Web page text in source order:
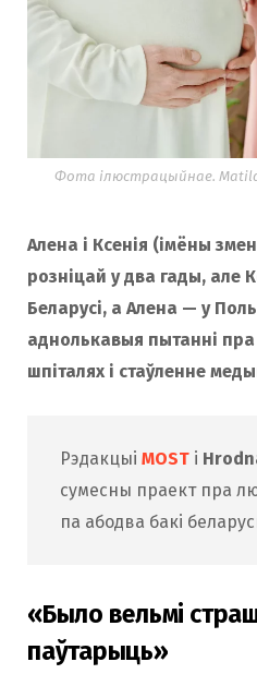
Фота ілюстрацыйнае.
Алена і Ксенія (імёны
розніцай у два гады, але
Беларусі, а Алена — у
аднолькавыя пытанні
шпіталях і стаўленне
Рэдакцыі MOST і
сумесны праект пра
па абодва бакі
«Было вельмі
паўтарыць»